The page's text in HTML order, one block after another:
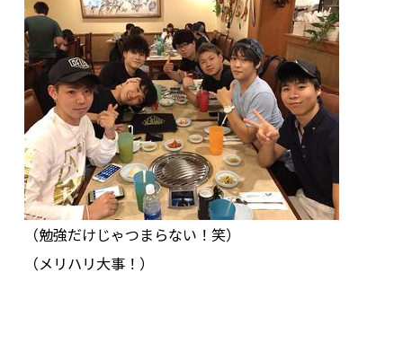
（勉強だけじゃつまらない！笑）
（メリハリ大事！）